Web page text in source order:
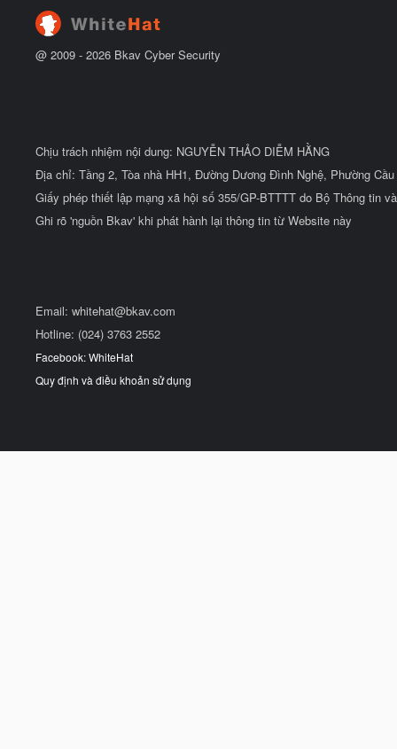
@ 2009 - 2026 Bkav Cyber Security
Chịu trách nhiệm nội dung: NGUYỄN THẢO DIỄM HẰNG
Địa chỉ: Tầng 2, Tòa nhà HH1, Đường Dương Đình Nghệ, Phường
Giấy phép thiết lập mạng xã hội số 355/GP-BTTTT do Bộ Thông tin
Ghi rõ 'nguồn Bkav' khi phát hành lại thông tin từ Website này
Email: whitehat@bkav.com
Hotline: (024) 3763 2552
Facebook: WhiteHat
Quy định và điều khoản sử dụng